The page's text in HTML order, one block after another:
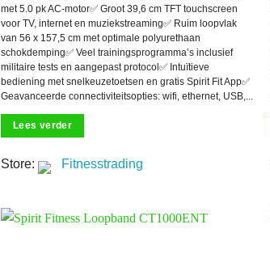
met 5.0 pk AC-motor✅ Groot 39,6 cm TFT touchscreen
voor TV, internet en muziekstreaming✅ Ruim loopvlak
van 56 x 157,5 cm met optimale polyurethaan
schokdemping✅ Veel trainingsprogramma’s inclusief
militaire tests en aangepast protocol✅ Intuïtieve
bediening met snelkeuzetoetsen en gratis Spirit Fit App✅
Geavanceerde connectiviteitsopties: wifi, ethernet, USB,...
Lees verder
Store: Fitnesstrading